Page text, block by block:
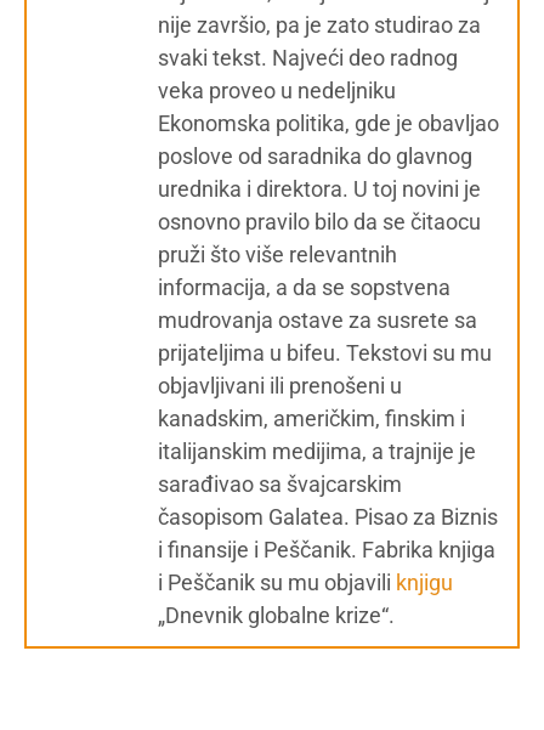
nije završio, pa je zato studirao za
svaki tekst. Najveći deo radnog
veka proveo u nedeljniku
Ekonomska politika, gde je obavljao
poslove od saradnika do glavnog
urednika i direktora. U toj novini je
osnovno pravilo bilo da se čitaocu
pruži što više relevantnih
informacija, a da se sopstvena
mudrovanja ostave za susrete sa
prijateljima u bifeu. Tekstovi su mu
objavljivani ili prenošeni u
kanadskim, američkim, finskim i
italijanskim medijima, a trajnije je
sarađivao sa švajcarskim
časopisom Galatea. Pisao za Biznis
i finansije i Peščanik. Fabrika knjiga
i Peščanik su mu objavili knjigu
„Dnevnik globalne krize“.